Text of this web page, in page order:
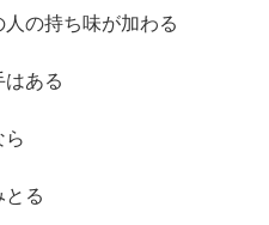
の持ち味が加わる
ある
ら
とる